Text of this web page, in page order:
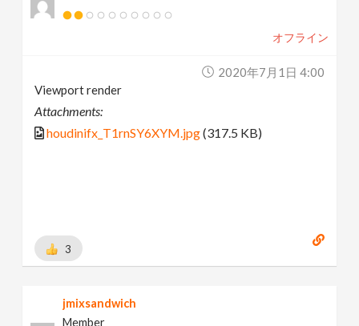
オフライン
2020年7月1日 4:00
Viewport render
Attachments:
houdinifx_T1rnSY6XYM.jpg(317.5 KB)
3
jmixsandwich
Member